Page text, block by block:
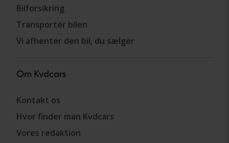
Bilforsikring
Transportér bilen
Vi afhenter den bil, du sælger
Om Kvdcars
Kontakt os
Hvor finder man Kvdcars
Vores redaktion